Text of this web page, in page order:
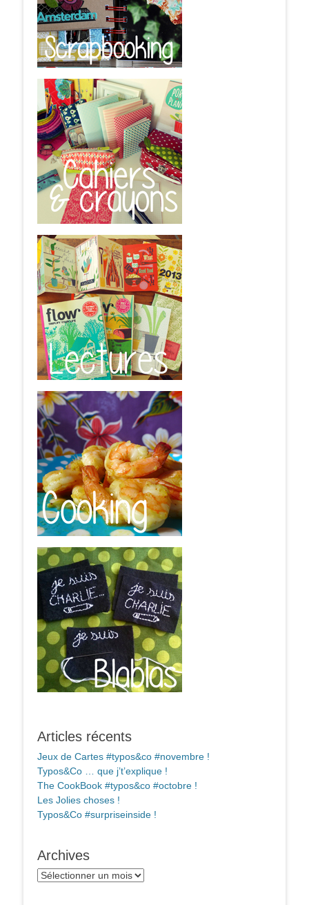
Articles récents
Jeux de Cartes #typos&co #novembre !
Typos&Co … que j’t’explique !
The CookBook #typos&co #octobre !
Les Jolies choses !
Typos&Co #surpriseinside !
Archives
Archives